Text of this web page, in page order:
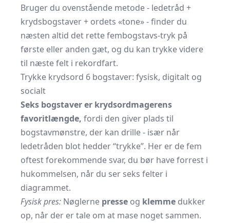
Bruger du ovenstående metode - ledetråd +
krydsbogstaver + ordets «tone» - finder du
næsten altid det rette fembogstavs-tryk på
første eller anden gæt, og du kan trykke videre
til næste felt i rekordfart.
Trykke krydsord 6 bogstaver: fysisk, digitalt og
socialt
Seks bogstaver er krydsordmagerens
favoritlængde, fordi den giver plads til
bogstavmønstre, der kan drille - især når
ledetråden blot hedder “trykke”. Her er de fem
oftest forekommende svar, du bør have forrest i
hukommelsen, når du ser seks felter i
diagrammet.
Fysisk pres: Nøglerne presse og klemme dukker
op, når der er tale om at mase noget sammen.